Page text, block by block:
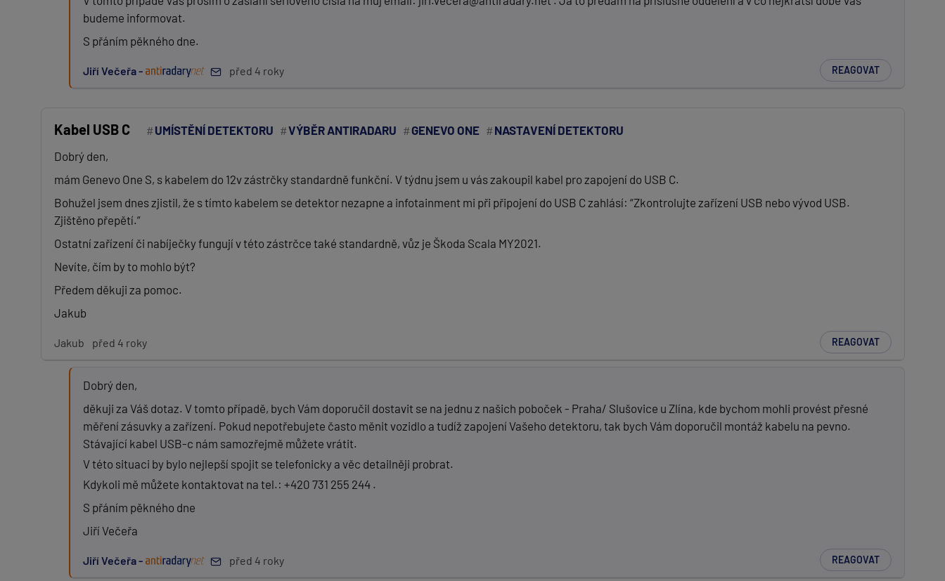
PŘIDAT PŘÍSPĚVEK
budeme informovat.
S přáním pěkného dne.
Jiří Večeřa - před 4 roky REAGOVAT
Kabel USB C UMÍSTĚNÍ DETEKTORU VÝBĚR ANTIRADARU GENEVO ONE
NASTAVENÍ DETEKTORU
Dobrý den,
mám Genevo One S, s kabelem do 12v zástrčky standardně funkční. V týdnu jsem u vás zakoupil kabel pro zapojení do USB C.
Bohužel jsem dnes zjistil, že s tímto kabelem se detektor nezapne a infotainment mi při připojení do USB C zahlásí: “Zkontrolujte zařízení USB nebo vývod USB.
Zjištěno přepětí.”
Ostatní zařízení či nabíječky fungují v této zástrčce také standardně, vůz je Škoda Scala MY2021.
Nevíte, čím by to mohlo být?
Předem děkuji za pomoc.
Jakub
Jakub před 4 roky REAGOVAT
Dobrý den,
děkuji za Váš dotaz. V tomto případě, bych Vám doporučil dostavit se na jednu z našich poboček - Praha/ Slušovice u Zlína, kde bychom mohli provést přesné
měření zásuvky a zařízení. Pokud nepotřebujete často měnit vozidlo a tudíž zapojení Vašeho detektoru, tak bych Vám doporučil montáž kabelu na pevno.
Stávající kabel USB-c nám samozřejmě můžete vrátit.
V této situaci by bylo nejlepší spojit se telefonicky a věc detailněji probrat.
Kdykoli mě můžete kontaktovat na tel.: +420 731 255 244 .
S přáním pěkného dne
Jiří Večeřa
Jiří Večeřa - před 4 roky REAGOVAT